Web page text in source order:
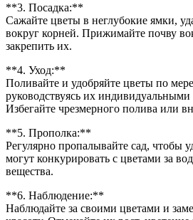
**3. Посадка:**
Сажайте цветы в неглубокие ямки,
вокруг корней. Прижимайте почву
закрепить их.
**4. Уход:**
Поливайте и удобряйте цветы по
руководствуясь их
Избегайте чрезмерного полива или
**5. Прополка:**
Регулярно пропалывайте сад, чтобы
могут конкурировать с цветами за
вещества.
**6. Наблюдение:**
Наблюдайте за своими цветами и